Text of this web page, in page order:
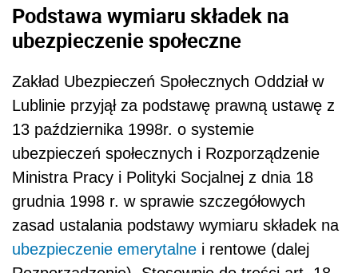
Podstawa wymiaru składek na
ubezpieczenie społeczne
Zakład Ubezpieczeń Społecznych Oddział w
Lublinie przyjął za podstawę prawną ustawę z
13 października 1998r. o systemie
ubezpieczeń społecznych i Rozporządzenie
Ministra Pracy i Polityki Socjalnej z dnia 18
grudnia 1998 r. w sprawie szczegółowych
zasad ustalania podstawy wymiaru składek na
ubezpieczenie emerytalne i rentowe (dalej